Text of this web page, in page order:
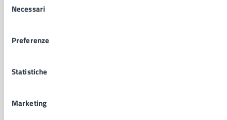
delNecessari
Preferenze
Statistiche
Marketing
VIVERE IL COMUNE
Eventi
Comune di Napoli
Palazzo San Giacomo, Piazza Municipio - 80133